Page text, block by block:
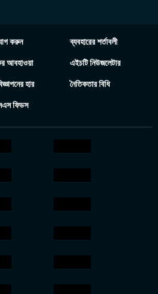
করুন ব্যবহারের শর্তাবলী
আবহাওয়া এইচটি নিউজলেটার
হার নৈতিকতার বিধি
ফিডস